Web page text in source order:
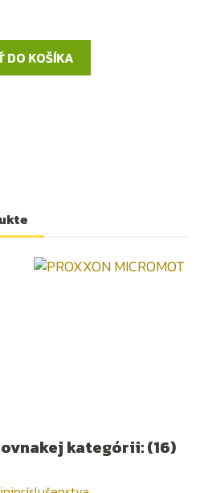
DO KOŠÍKA
kategórii: (16)